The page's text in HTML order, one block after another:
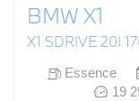
BMW X1
X1 SDRIVE 20I
Essence
19